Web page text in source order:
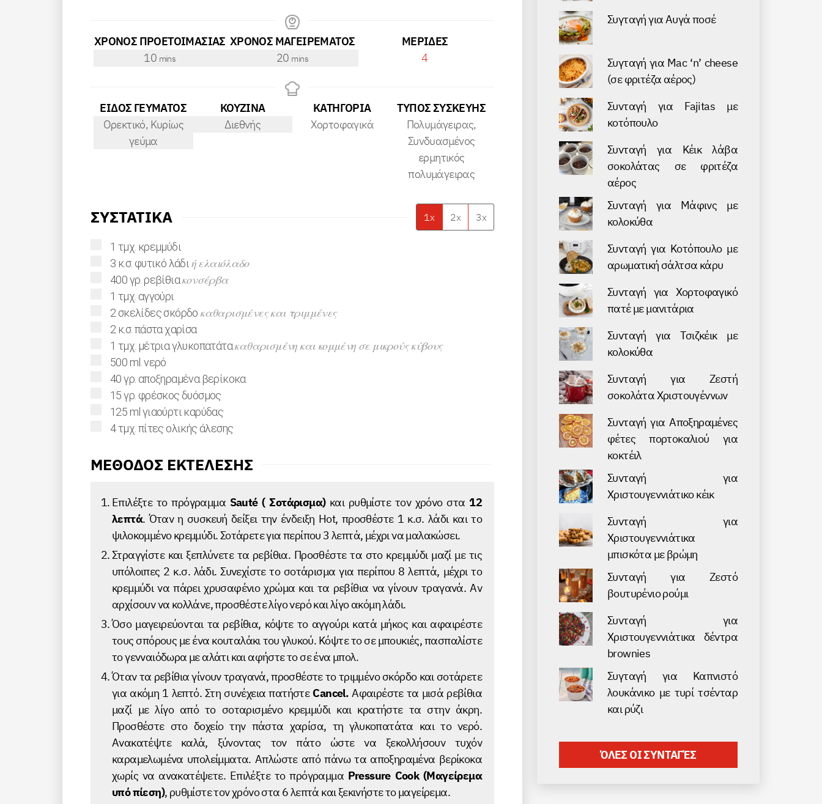
ΧΡΟΝΟΣ ΠΡΟΕΤΟΙΜΑΣΙΑΣ
10minutes
mins
ΧΡΟΝΟΣ ΜΑΓΕΙΡΕΜΑΤΟΣ
20minutes
mins
ΜΕΡΊΔΕΣ
4
ΕΙΔΟΣ ΓΕΥΜΑΤΟΣ
Ορεκτικό, Κυρίως
γεύμα
ΚΟΥΖΙΝΑ
Διεθνής
ΚΑΤΗΓΟΡΊΑ
Χορτοφαγικά
ΤΎΠΟΣ ΣΥΣΚΕΥΉΣ
Πολυμάγειρας,
Συνδυασμένος
ερμητικός
πολυμάγειρας
ΣΥΣΤΑΤΙΚΑ 1x 2x 3x
▢
1 τμχ. κρεμμύδι
▢
3 κ.σ. φυτικό λάδι ή ελαιόλαδο
▢
400γρ. ρεβίθιακονσέρβα
▢
1 τμχ. αγγούρι
▢
2 σκελίδεςσκόρδο καθαρισμένες και τριμμένες
▢
2 κ.σ. πάστα χαρίσα
▢
1 τμχ. μέτρια γλυκοπατάτακαθαρισμένη και κομμένη σε μικρούς κύβους
▢
500 ml. νερό
▢
40 γρ. αποξηραμένα βερίκοκα
▢
15 γρ. φρέσκος δυόσμος
▢
125 mlγιαούρτι καρύδας
▢
4τμχ. πίτες ολικής άλεσης
ΜΕΘΟΔΟΣ ΕΚΤΕΛΕΣΗΣ
Επιλέξτε το πρόγραμμα Sauté ( Σοτάρισμα) και ρυθμίστε τον χρόνο στα 12
λεπτά. Όταν η συσκευή δείξει την ένδειξη Hot, προσθέστε 1 κ.σ. λάδι και το
ψιλοκομμένο κρεμμύδι. Σοτάρετε για περίπου 3 λεπτά, μέχρι να μαλακώσει.
Στραγγίστε και ξεπλύνετε τα ρεβίθια. Προσθέστε τα στο κρεμμύδι μαζί με τις
υπόλοιπες 2 κ.σ. λάδι. Συνεχίστε το σοτάρισμα για περίπου 8 λεπτά, μέχρι το
κρεμμύδι να πάρει χρυσαφένιο χρώμα και τα ρεβίθια να γίνουν τραγανά. Αν
αρχίσουν να κολλάνε, προσθέστε λίγο νερό και λίγο ακόμη λάδι.
Όσο μαγειρεύονται τα ρεβίθια, κόψτε το αγγούρι κατά μήκος και αφαιρέστε
τους σπόρους με ένα κουταλάκι του γλυκού. Κόψτε το σε μπουκιές, πασπαλίστε
το γενναιόδωρα με αλάτι και αφήστε το σε ένα μπολ.
Όταν τα ρεβίθια γίνουν τραγανά, προσθέστε το τριμμένο σκόρδο και σοτάρετε
για ακόμη 1 λεπτό. Στη συνέχεια πατήστε Cancel. Αφαιρέστε τα μισά ρεβίθια
μαζί με λίγο από το σοταρισμένο κρεμμύδι και κρατήστε τα στην άκρη.
Προσθέστε στο δοχείο την πάστα χαρίσα, τη γλυκοπατάτα και το νερό.
Ανακατέψτε καλά, ξύνοντας τον πάτο ώστε να ξεκολλήσουν τυχόν
καραμελωμένα υπολείμματα. Απλώστε από πάνω τα αποξηραμένα βερίκοκα
χωρίς να ανακατέψετε. Επιλέξτε το πρόγραμμα Pressure Cook (Μαγείρεμα
υπό πίεση), ρυθμίστε τον χρόνο στα 6 λεπτά και ξεκινήστε το μαγείρεμα.
Συγταγή για Αυγά ποσέ
Συγταγή για Mac ‘n’ cheese
(σε φριτέζα αέρος)
Συνταγή για Fajitas με
κοτόπουλο
Συνταγή για Κέικ λάβα
σοκολάτας σε φριτέζα
αέρος
Συνταγή για Μάφινς με
κολοκύθα
Συνταγή για Kοτόπουλο με
αρωματική σάλτσα κάρυ
Συνταγή για Хορτοφαγικό
πατέ με μανιτάρια
Συνταγή για Τσιζκέικ με
κολοκύθα
Συνταγή για Ζεστή
σοκολάτα Χριστουγέννων
Συνταγή για Аποξηραμένες
φέτες πορτοκαλιού για
κοκτέιλ
Συνταγή για
Χριστουγεννιάτικο κέικ
Συνταγή για
Χριστουγεννιάτικα
μπισκότα με βρώμη
Συνταγή για Ζεστό
βουτυρένιο ρούμι
Συνταγή για
Χριστουγεννιάτικα δέντρα
brownies
Συγταγή για Καπνιστό
λουκάνικο με τυρί τσένταρ
και ρύζι
ΌΛΕΣ ΟΙ ΣΥΝΤΑΓΈΣ